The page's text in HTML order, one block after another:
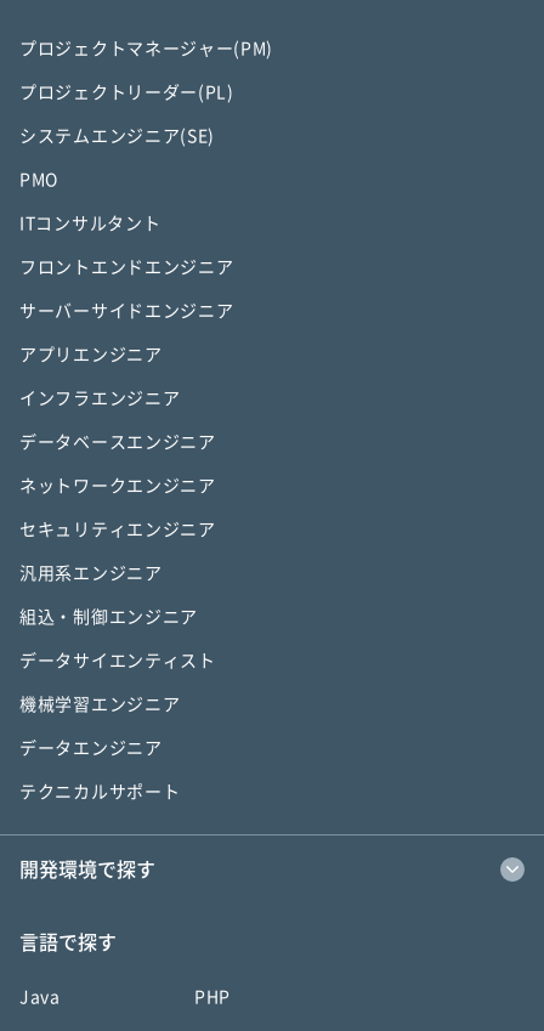
プロジェクトマネージャー(PM)
プロジェクトリーダー(PL)
システムエンジニア(SE)
PMO
ITコンサルタント
フロントエンドエンジニア
サーバーサイドエンジニア
アプリエンジニア
インフラエンジニア
データベースエンジニア
ネットワークエンジニア
セキュリティエンジニア
汎用系エンジニア
組込・制御エンジニア
データサイエンティスト
機械学習エンジニア
データエンジニア
テクニカルサポート
開発環境で探す
言語で探す
Java PHP